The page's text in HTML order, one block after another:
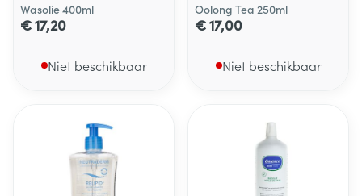
Wasolie 400ml
€ 17,20
Niet beschikbaar
Oolong Tea 250ml
€ 17,00
Niet beschikbaar